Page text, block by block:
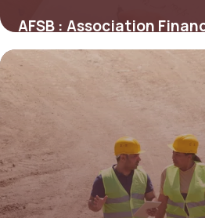
AFSB : Association
2026